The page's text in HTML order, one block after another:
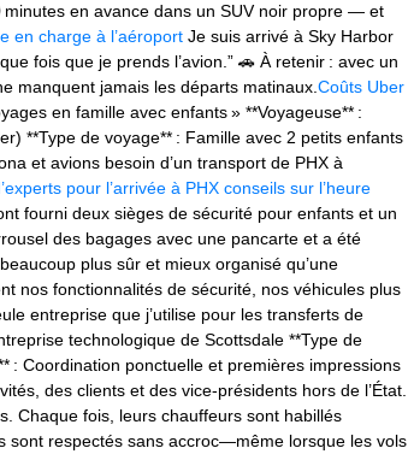
minutes en avance dans un SUV noir propre — et
en charge à l’aéroport Je suis arrivé à Sky Harbor
fois que je prends l’avion.” 🚗 À retenir : avec un
manquent jamais les départs matinaux. Coûts Uber
en famille avec enfants » **Voyageuse** :
**Type de voyage** : Famille avec 2 petits enfants
et avions besoin d’un transport de PHX à
pour l’arrivée à PHX conseils sur l’heure
fourni deux sièges de sécurité pour enfants et un
des bagages avec une pancarte et a été
plus sûr et mieux organisé qu’une
nos fonctionnalités de sécurité, nos véhicules plus
entreprise que j’utilise pour les transferts de
technologique de Scottsdale **Type de
: Coordination ponctuelle et premières impressions
des clients et des vice‑présidents hors de l’État.
Chaque fois, leurs chauffeurs sont habillés
sont respectés sans accroc—même lorsque les vols